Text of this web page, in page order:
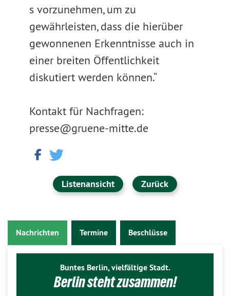
s vorzunehmen, um zu
gewährleisten, dass die hierüber
gewonnenen Erkenntnisse auch in
einer breiten Öffentlichkeit
diskutiert werden können.“
Kontakt für Nachfragen:
presse@gruene-mitte.de
Listenansicht Zurück
Nachrichten Termine Beschlüsse
Buntes Berlin, vielfältige Stadt.
Berlin steht zusammen!